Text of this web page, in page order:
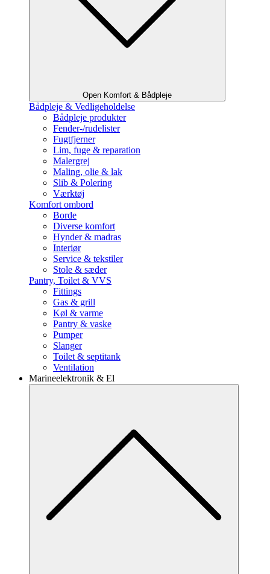
Open Komfort & Bådpleje
Bådpleje & Vedligeholdelse
Bådpleje produkter
Fender-/rudelister
Fugtfjerner
Lim, fuge & reparation
Malergrej
Maling, olie & lak
Slib & Polering
Værktøj
Komfort ombord
Borde
Diverse komfort
Hynder & madras
Interiør
Service & tekstiler
Stole & sæder
Pantry, Toilet & VVS
Fittings
Gas & grill
Køl & varme
Pantry & vaske
Pumper
Slanger
Toilet & septitank
Ventilation
Marineelektronik & El